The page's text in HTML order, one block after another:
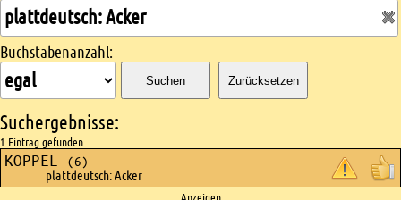
Buchstabenanzahl:
Suchen Zurücksetzen
Suchergebnisse:
1 Eintrag gefunden
KOPPEL (6)
plattdeutsch: Acker